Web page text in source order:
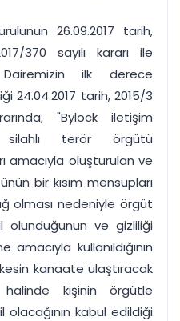
26.09.2017 tarih,
370 sayılı kararı ile
ilk derece
24.04.2017 tarih, 2015/3
"Bylock iletişim
silahlı terör örgütü
amacıyla oluşturulan ve
bir kısım mensupları
olması nedeniyle örgüt
ve gizliliği
kullanıldığının
kanaate ulaştıracak
kişinin örgütle
olacağının kabul edildiği